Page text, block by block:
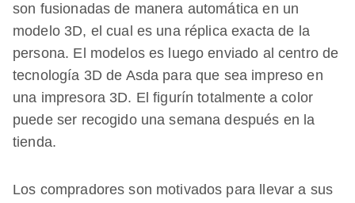
son fusionadas de manera automática en un
modelo 3D, el cual es una réplica exacta de la
persona. El modelos es luego enviado al centro de
tecnología 3D de Asda para que sea impreso en
una impresora 3D. El figurín totalmente a color
puede ser recogido una semana después en la
tienda.
Los compradores son motivados para llevar a sus